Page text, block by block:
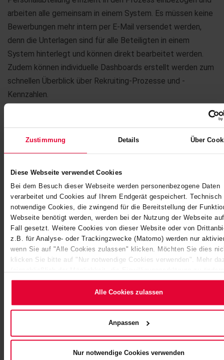
Zustimmung Details Über
Diese Webseite verwendet Cookies
Bei dem Besuch dieser Webseite werden personenbezogene Daten
verarbeitet und Cookies auf Ihrem Endgerät gespeichert. Technisch
notwendige Cookies, die zwingend für die Bereitstellung der
Webseite benötigt werden, werden bei der Nutzung der Webseite
Fall gesetzt. Weitere Cookies von dieser Website oder von
z.B. für Analyse- oder Trackingzwecke (Matomo) werden nur
wenn Sie auf "Alle Cookies zulassen" klicken. Möchten Sie dies
klicken Sie bitte auf "Nur notwendige Cookies verwenden". Mehr
(einschließlich der Möglichkeit, die Einwilligungserklärung zu
zu widerrufen) erfahren Sie in unseremCookie-Hinweis(Link im
Datenschutzerklärung.
Alle Cookies zulassen
Anpassen
Nur notwendige Cookies verwenden
arbeiten alle gemeinsam in einem System. Es müssen keine
Bewerbungen mehr intern per E-Mail versendet werden,
denn die Unterlagen sind für alle Beteiligten in einem
System hinterlegt und können direkt bearbeitet werden.
Zudem können individuelle Dashboards erstellt werden zum
schnellen Überblick über Rekruiting-Prozesse und -
Kennzahlen.
Die Systemlandschaft des neuen Bewerbermanagements
Unternehmensgruppe konzipiert. Die Führungskraft bzw. die
neue System aus. Daraus wird - nach einer Prüfung durch
internen Rekruiter/-innen - automatisch eine
Stellenausschreibung generiert und im Karriereportal des
Unternehmens hochgeladen. Mit dem Bewerber, der sich
auf eine ausgeschriebene Stelle oder initiativ bewirbt, wird
eine teilweise automatisierte Korrespondenz angestoßen.
Parallel baut das Unternehmen über dieses System
das datenschutzrechtliche Einverständnis zur
Datenspeicherung vorliegt. Bei Bedarf kann somit später